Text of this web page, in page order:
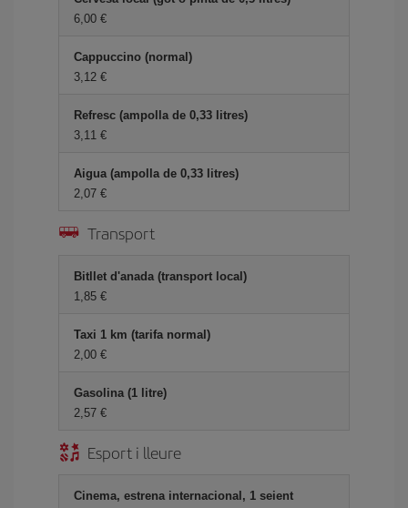
6,00
Cappuccino (normal)
3,12
Refresc (ampolla de 0,33 litres)
3,11
Aigua (ampolla de 0,33 litres)
2,07
Transport
Bitllet d'anada (transport local)
1,85
Taxi 1 km (tarifa normal)
2,00
Gasolina (1 litre)
2,57
Esport i lleure
Cinema, estrena internacional, 1 seient